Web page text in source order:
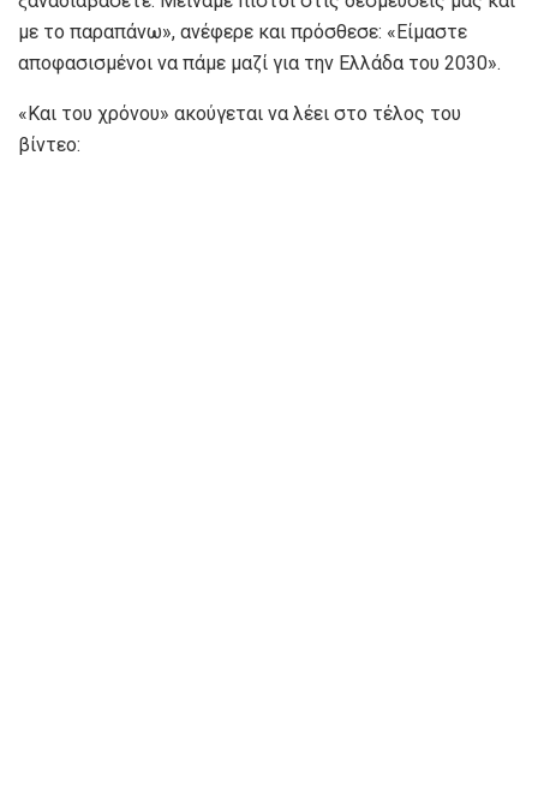
με το παραπάνω», ανέφερε και πρόσθεσε: «Είμαστε
αποφασισμένοι να πάμε μαζί για την Ελλάδα του 2030».
«Και του χρόνου» ακούγεται να λέει στο τέλος του
βίντεο: